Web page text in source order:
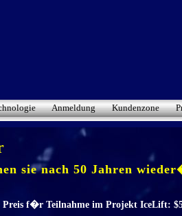
Anmeldung Kundenzone
sie nach 50 Jahren
Preis f�r Teilnahme im Projekt IceLift: